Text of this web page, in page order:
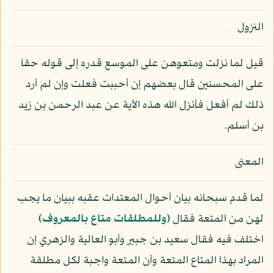
النزول
قيل لما نزلت ومتعوهن على الموسع قدره إلى قوله حقا
على المحسنين قال بعضهم إن أحببت فعلت وإن لم أرد
ذلك لم أفعل فأنزل الله هذه الآية عن عبد الرحمن بن زيد
بن أسلم.
المعنى
لما قدم سبحانه بيان أحوال المعتدات عقبه ببيان ما يجب
لهن من المتعة فقال﴿وللمطلقات متاع بالمعروف﴾
اختلف فيه فقال سعيد بن جبير وأبو العالية والزهري إن
المراد بهذا المتاع المتعة وأن المتعة واجبة لكل مطلقة